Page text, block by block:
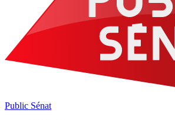
Public Sénat